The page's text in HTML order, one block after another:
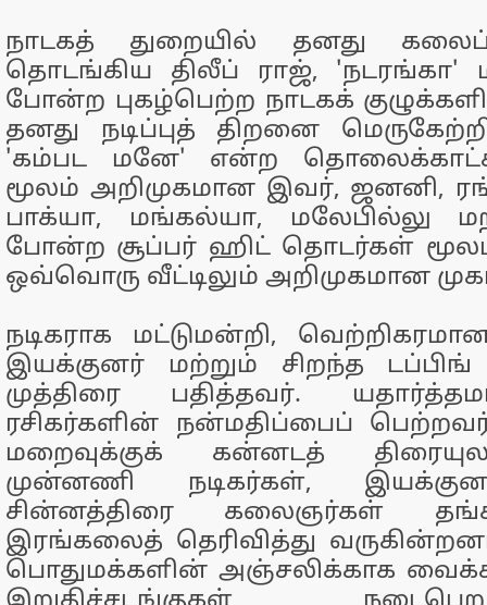
நாடகத் துறையில் தனது
தொடங்கிய திலீப் ராஜ், 'நடரங்கா'
போன்ற புகழ்பெற்ற நாடகக்
தனது நடிப்புத் திறனை
'கம்பட மனே' என்ற
மூலம் அறிமுகமான இவர், ஜனனி,
பாக்யா, மங்கல்யா, மலேபில்லு
போன்ற சூப்பர் ஹிட் தொடர்கள்
ஒவ்வொரு வீட்டிலும் அறிமுகமான
நடிகராக மட்டுமன்றி,
இயக்குனர் மற்றும் சிறந்த
முத்திரை பதித்தவர்.
ரசிகர்களின் நன்மதிப்பைப்
மறைவுக்குக் கன்னடத்
முன்னணி நடிகர்கள்,
சின்னத்திரை கலைஞர்கள்
இரங்கலைத் தெரிவித்து
பொதுமக்களின் அஞ்சலிக்காக